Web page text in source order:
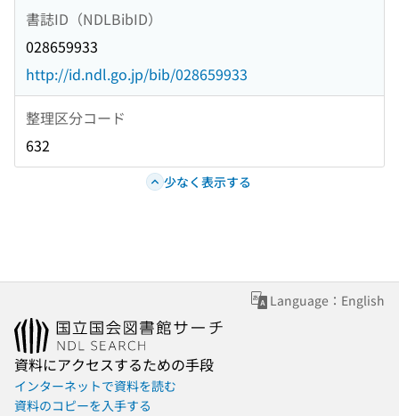
書誌ID（NDLBibID）
028659933
http://id.ndl.go.jp/bib/028659933
整理区分コード
632
少なく表示する
Language：English
資料にアクセスするための手段
インターネットで資料を読む
資料のコピーを入手する